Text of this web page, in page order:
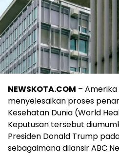
NEWSKOTA.COM –
menyelesaikan proses
Kesehatan Dunia (World
Keputusan tersebut
Presiden Donald Trump
sebagaimana dilansir ABC